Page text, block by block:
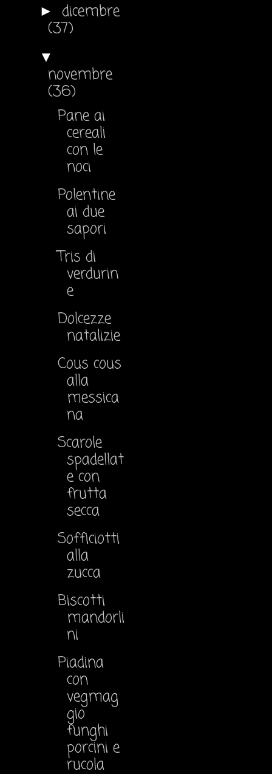
► dicembre
(37)
▼
novembre
(36)
Pane ai
cereali
con le
noci
Polentine
ai due
sapori
Tris di
verdurin
e
Dolcezze
natalizie
Cous cous
alla
messica
na
Scarole
spadellat
e con
frutta
secca
Sofficiotti
alla
zucca
Biscotti
mandorli
ni
Piadina
con
vegmag
gio
funghi
porcini e
rucola